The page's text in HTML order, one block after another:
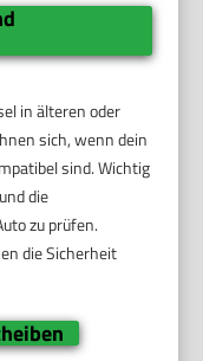
in älteren oder
sich, wenn dein
sind. Wichtig
die
zu prüfen.
die Sicherheit